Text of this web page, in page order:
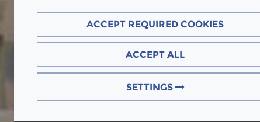
ACCEPT REQUIRED COOKIES
ACCEPT ALL
SETTINGS